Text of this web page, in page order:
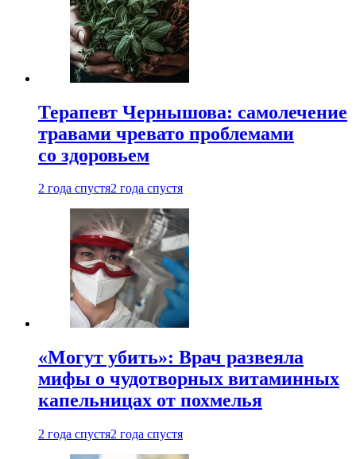
Терапевт Чернышова: самолечение
травами чревато проблемами
со здоровьем
2 года спустя2 года спустя
«Могут убить»: Врач развеяла
мифы о чудотворных витаминных
капельницах от похмелья
2 года спустя2 года спустя